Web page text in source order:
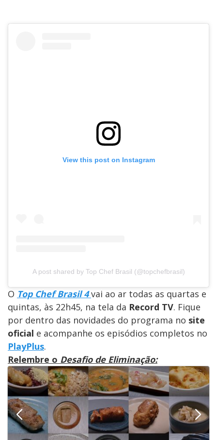
View this post on Instagram
A post shared by Top Chef Brasil (@topchefbrasil)
O Top Chef Brasil 4vai ao ar todas as quartas e
quintas, às 22h45, na tela da Record TV. Fique
por dentro das novidades do programa no site
oficial e acompanhe os episódios completos no
PlayPlus.
Relembre o Desafio de Eliminação: